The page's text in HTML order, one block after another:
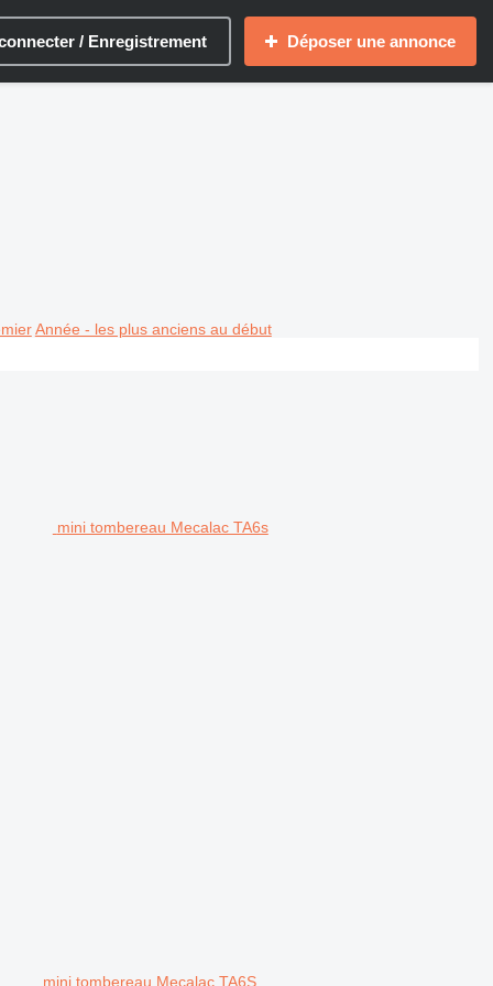
/ Enregistrement Déposer une annonce
Année - les plus anciens au début
mini tombereau Mecalac TA6s
mini tombereau Mecalac TA6S